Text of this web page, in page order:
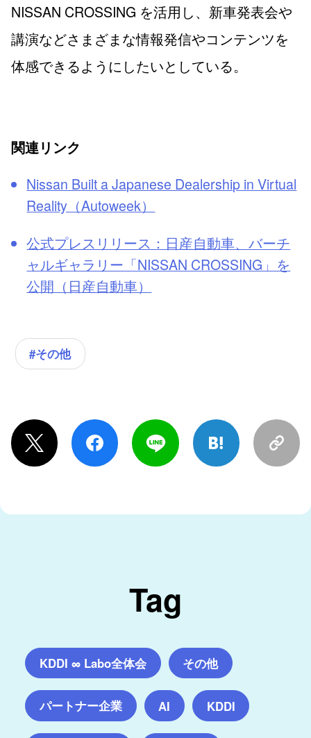
NISSAN CROSSING を活用し、新車発表会や
講演などさまざまな情報発信やコンテンツを
体感できるようにしたいとしている。
関連リンク
Nissan Built a Japanese Dealership in Virtual
Reality（Autoweek）
公式プレスリリース：日産自動車、バーチ
ャルギャラリー「NISSAN CROSSING」を
公開（日産自動車）
#その他
Tag
KDDI ∞ Labo全体会 その他
パートナー企業 AI KDDI